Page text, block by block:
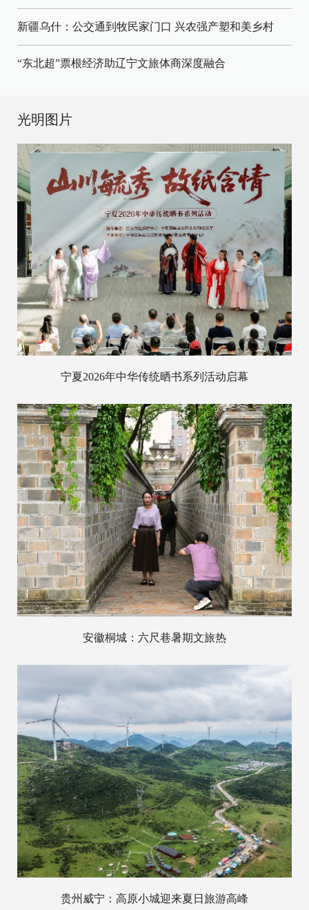
新疆乌什：公交通到牧民家门口 兴农强产塑和美乡村
“东北超”票根经济助辽宁文旅体商深度融合
光明图片
宁夏2026年中华传统晒书系列活动启幕
安徽桐城：六尺巷暑期文旅热
贵州威宁：高原小城迎来夏日旅游高峰